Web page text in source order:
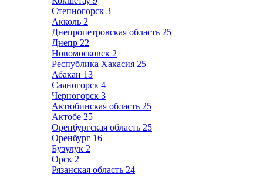
Степногорск 3
Акколь 2
Днепропетровская область 25
Днепр 22
Новомосковск 2
Республика Хакасия 25
Абакан 13
Саяногорск 4
Черногорск 3
Актюбинская область 25
Актобе 25
Оренбургская область 25
Оренбург 16
Бузулук 2
Орск 2
Рязанская область 24